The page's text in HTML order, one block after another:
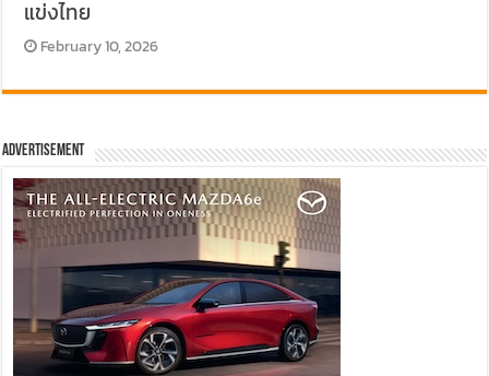
แข่งไทย
February 10, 2026
Advertisement